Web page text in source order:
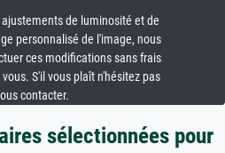
de luminosité et de
personnalisé de l'image, nous
ces modifications sans frais
S'il vous plaît n'hésitez pas
contacter.
sélectionnées pour